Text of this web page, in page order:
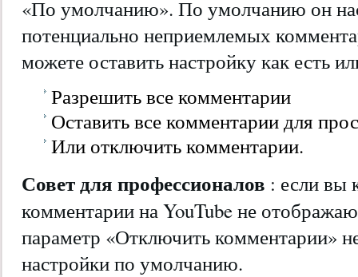
«По умолчанию». По умолчанию он
потенциально неприемлемых
можете оставить настройку как есть
Разрешить все комментарии
Оставить все комментарии для
Или отключить комментарии.
Совет для профессионалов : если вы
комментарии на YouTube не
параметр «Отключить комментарии»
настройки по умолчанию.